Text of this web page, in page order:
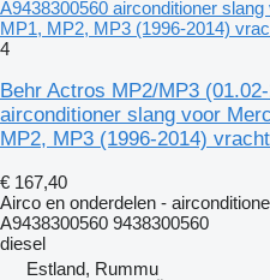
A9438300560 airconditioner
MP1, MP2, MP3 (1996-2014)
4
Behr Actros MP2/MP3
airconditioner slang voor
MP2, MP3 (1996-2014)
€ 167,40
Airco en onderdelen -
A9438300560 9438300560
diesel
Estland, Rummu